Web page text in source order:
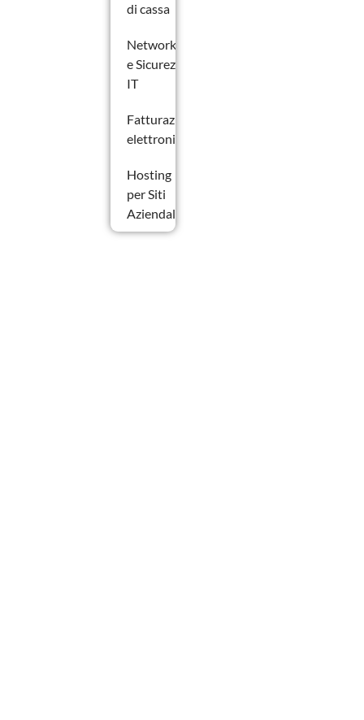
di cassa
Networking
e Sicurezza
IT
Fatturazione
elettronica
Hosting
per Siti
Aziendali